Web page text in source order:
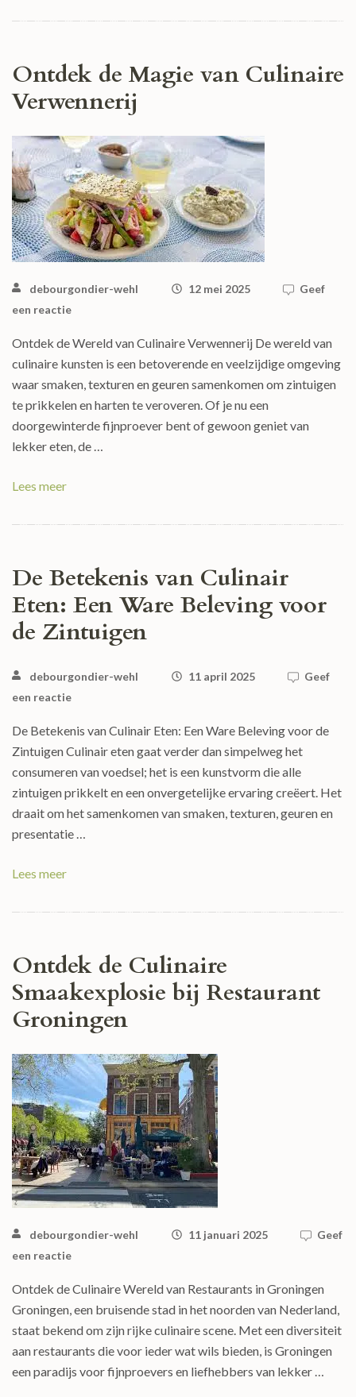
Ontdek de Magie van Culinaire
Verwennerij
debourgondier-wehl 12 mei 2025
Geef
een reactie
Ontdek de Wereld van Culinaire Verwennerij De wereld van
culinaire kunsten is een betoverende en veelzijdige omgeving
waar smaken, texturen en geuren samenkomen om zintuigen
te prikkelen en harten te veroveren. Of je nu een
doorgewinterde fijnproever bent of gewoon geniet van
lekker eten, de …
Lees meer
De Betekenis van Culinair
Eten: Een Ware Beleving voor
de Zintuigen
debourgondier-wehl 11 april 2025
Geef
een reactie
De Betekenis van Culinair Eten: Een Ware Beleving voor de
Zintuigen Culinair eten gaat verder dan simpelweg het
consumeren van voedsel; het is een kunstvorm die alle
zintuigen prikkelt en een onvergetelijke ervaring creëert. Het
draait om het samenkomen van smaken, texturen, geuren en
presentatie …
Lees meer
Ontdek de Culinaire
Smaakexplosie bij Restaurant
Groningen
debourgondier-wehl 11 januari 2025
Geef
een reactie
Ontdek de Culinaire Wereld van Restaurants in Groningen
Groningen, een bruisende stad in het noorden van Nederland,
staat bekend om zijn rijke culinaire scene. Met een diversiteit
aan restaurants die voor ieder wat wils bieden, is Groningen
een paradijs voor fijnproevers en liefhebbers van lekker …